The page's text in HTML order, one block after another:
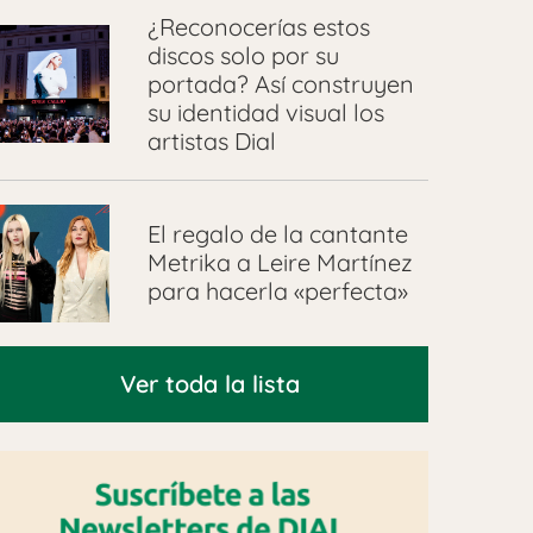
¿Reconocerías estos
discos solo por su
portada? Así construyen
su identidad visual los
artistas Dial
El regalo de la cantante
Metrika a Leire Martínez
para hacerla «perfecta»
Ver toda la lista